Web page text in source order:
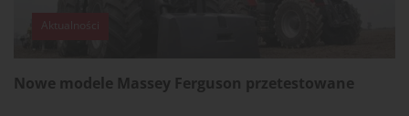
Aktualności
Nowe modele Massey Ferguson przetestowane